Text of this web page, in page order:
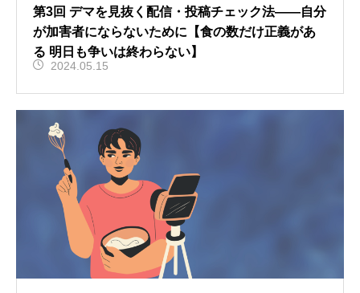
第3回 デマを見抜く配信・投稿チェック法――自分
が加害者にならないために【食の数だけ正義があ
る 明日も争いは終わらない】
2024.05.15